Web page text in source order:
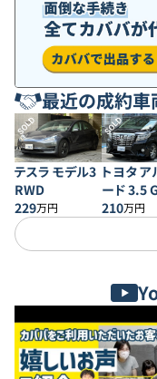
最近の成約車
SOLD
テスラ モデル3
RWD
229万円
SOLD
トヨタ ア
ード 3.5
210万円